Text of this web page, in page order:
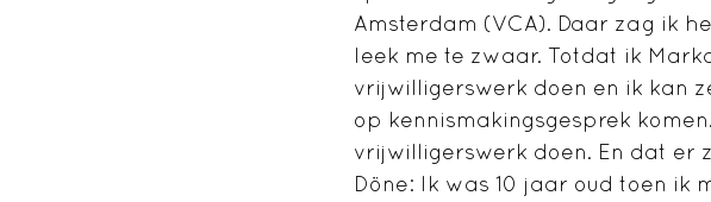
Amsterdam (VCA). Daar zag ik
leek me te zwaar. Totdat ik
vrijwilligerswerk doen en ik kan
op kennismakingsgesprek
vrijwilligerswerk doen. En dat er
Döne: Ik was 10 jaar oud toen ik